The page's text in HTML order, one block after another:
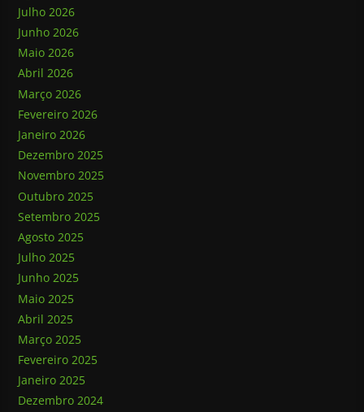
Julho 2026
Junho 2026
Maio 2026
Abril 2026
Março 2026
Fevereiro 2026
Janeiro 2026
Dezembro 2025
Novembro 2025
Outubro 2025
Setembro 2025
Agosto 2025
Julho 2025
Junho 2025
Maio 2025
Abril 2025
Março 2025
Fevereiro 2025
Janeiro 2025
Dezembro 2024